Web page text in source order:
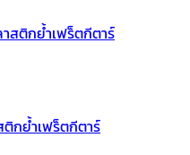
กย้ำเฟร็ตกีตาร์